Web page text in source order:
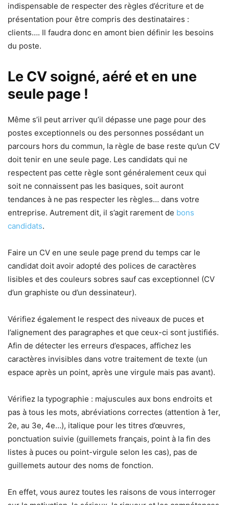
indispensable de respecter des règles d’écriture et de
présentation pour être compris des destinataires :
clients…. Il faudra donc en amont bien définir les besoins
du poste.
Le CV soigné, aéré et en une
seule page !
Même s’il peut arriver qu’il dépasse une page pour des
postes exceptionnels ou des personnes possédant un
parcours hors du commun, la règle de base reste qu’un CV
doit tenir en une seule page. Les candidats qui ne
respectent pas cette règle sont généralement ceux qui
soit ne connaissent pas les basiques, soit auront
tendances à ne pas respecter les règles… dans votre
entreprise. Autrement dit, il s’agit rarement de bons
candidats.
Faire un CV en une seule page prend du temps car le
candidat doit avoir adopté des polices de caractères
lisibles et des couleurs sobres sauf cas exceptionnel (CV
d’un graphiste ou d’un dessinateur).
Vérifiez également le respect des niveaux de puces et
l’alignement des paragraphes et que ceux-ci sont justifiés.
Afin de détecter les erreurs d’espaces, affichez les
caractères invisibles dans votre traitement de texte (un
espace après un point, après une virgule mais pas avant).
Vérifiez la typographie : majuscules aux bons endroits et
pas à tous les mots, abréviations correctes (attention à 1er,
2e, au 3e, 4e…), italique pour les titres d’œuvres,
ponctuation suivie (guillemets français, point à la fin des
listes à puces ou point-virgule selon les cas), pas de
guillemets autour des noms de fonction.
En effet, vous aurez toutes les raisons de vous interroger